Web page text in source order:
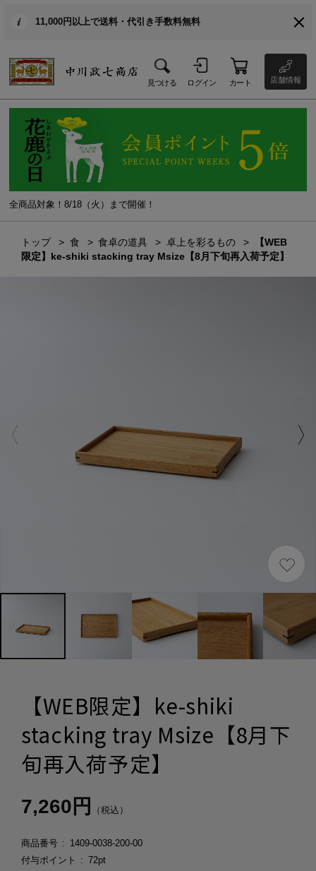
11,000円以上で送料・代引き手数料無料
見つける ログイン カート 店舗情報
全商品対象！8/18（火）まで開催！
トップ 食 食卓の道具 卓上を彩るもの
【WEB
限定】ke-shiki stacking tray Msize【8月下旬再入荷予定】
【WEB限定】ke-shiki
stacking tray Msize【8月下
旬再入荷予定】
7,260円 （税込）
商品番号
1409-0038-200-00
付与ポイント
72pt